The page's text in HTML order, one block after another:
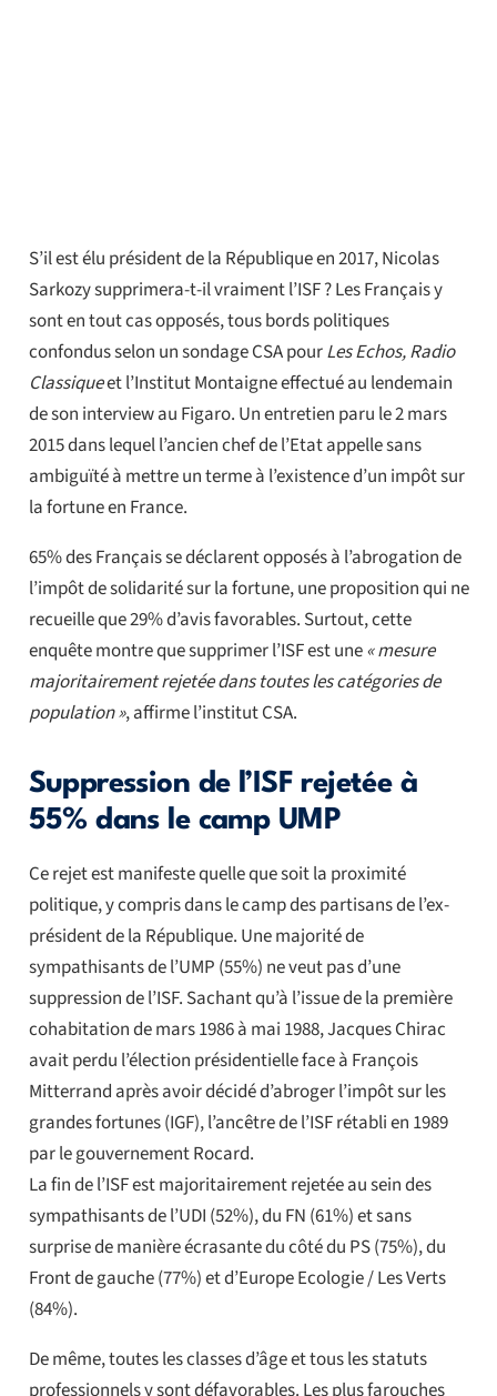
S’il est élu président de la République en 2017, Nicolas
Sarkozy supprimera-t-il vraiment l’ISF ? Les Français y
sont en tout cas opposés, tous bords politiques
confondus selon un sondage CSA pourLes Echos, Radio
Classiqueet l’Institut Montaigne effectué au lendemain
de son interview au Figaro. Un entretien paru le 2 mars
2015 dans lequel l’ancien chef de l’Etat appelle sans
ambiguïté à mettre un terme à l’existence d’un impôt sur
la fortune en France.
65% des Français se déclarent opposés à l’abrogation de
l’impôt de solidarité sur la fortune, une proposition qui ne
recueille que 29% d’avis favorables. Surtout, cette
enquête montre que supprimer l’ISF est une« mesure
majoritairement rejetée dans toutes les catégories de
population », affirme l’institut CSA.
Suppression de l’ISF rejetée à
55% dans le camp UMP
Ce rejet est manifeste quelle que soit la proximité
politique, y compris dans le camp des partisans de l’ex-
président de la République. Une majorité de
sympathisants de l’UMP (55%) ne veut pas d’une
suppression de l’ISF. Sachant qu’à l’issue de la première
cohabitation de mars 1986 à mai 1988, Jacques Chirac
avait perdu l’élection présidentielle face à François
Mitterrand après avoir décidé d’abroger l’impôt sur les
grandes fortunes (IGF), l’ancêtre de l’ISF rétabli en 1989
par le gouvernement Rocard.
La fin de l’ISF est majoritairement rejetée au sein des
sympathisants de l’UDI (52%), du FN (61%) et sans
surprise de manière écrasante du côté du PS (75%), du
Front de gauche (77%) et d’Europe Ecologie / Les Verts
(84%).
De même, toutes les classes d’âge et tous les statuts
professionnels y sont défavorables. Les plus farouches